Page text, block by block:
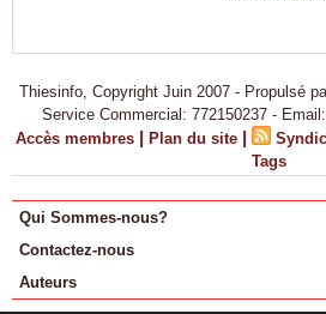
Thiesinfo, Copyright Juin 2007 - Propulsé
Service Commercial: 772150237 -
Accès membres | Plan du site |
Tags
Qui Sommes-nous?
Contactez-nous
Auteurs